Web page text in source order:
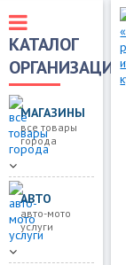
КАТАЛОГ
ОРГАНИЗАЦИЙ
МАГАЗИНЫ
все товары
города
АВТО
авто-мото
услуги